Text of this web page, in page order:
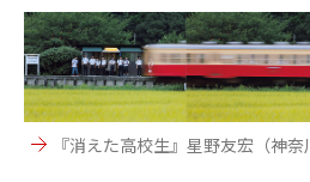
『消えた高校生』星野友宏（神奈